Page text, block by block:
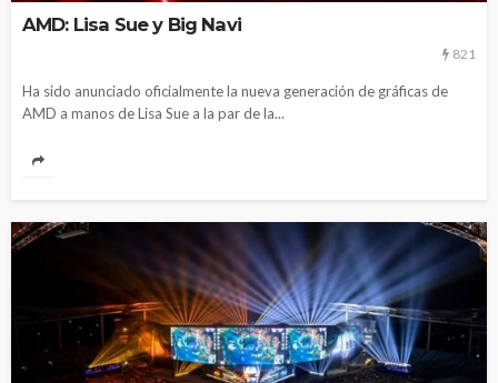
AMD: Lisa Sue y Big Navi
821
Ha sido anunciado oficialmente la nueva generación de gráficas de
AMD a manos de Lisa Sue a la par de la...